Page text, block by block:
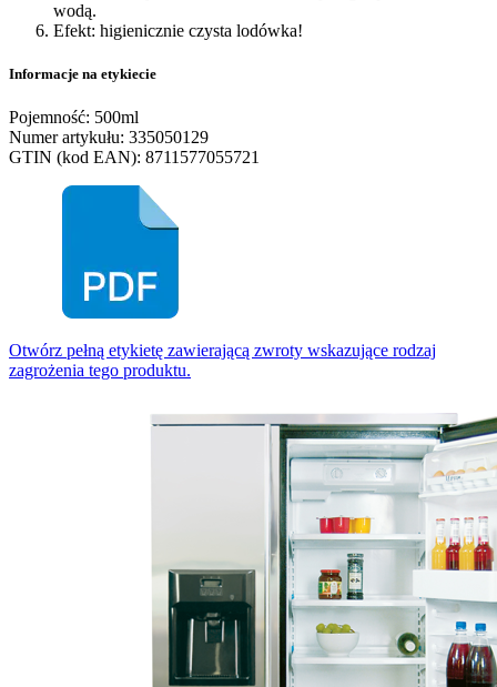
wodą.
Efekt: higienicznie czysta lodówka!
Informacje na etykiecie
Pojemność: 500ml
Numer artykułu: 335050129
GTIN (kod EAN): 8711577055721
Otwórz pełną etykietę zawierającą zwroty wskazujące rodzaj
zagrożenia tego produktu.